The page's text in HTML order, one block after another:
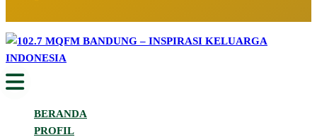
102.7 MQFM Bandung – Inspirasi
Keluarga Indonesia
Inspirasi Keluarga Indonesia
BERANDA
PROFIL